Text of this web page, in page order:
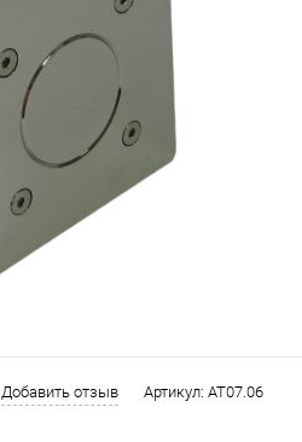
Добавить отзыв Артикул: AT07.06